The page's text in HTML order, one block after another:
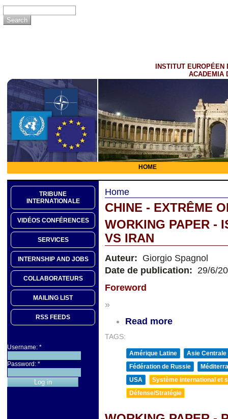
INSTITUT EUROPÉEN
ACADEMIA
HOME
TRIBUNE
INTERNATIONALE
VIDÉOS CONFÉRENCES
SERVICES
INTERNSHIP AND JOBS
COLLABORATEURS
MAILING LIST
RSS FEEDS
Username: *
Password: *
Home
CHINE - EXTRÊME
WORKING PAPER -
VS IRAN
Auteur: Giorgio Spagnol
Date de publication: 29/6/
Foreword
»
Read more
TAGS:
Amérique Latine
Asie Centrale
Fédération de Russie
USA
Système international et
Défense/Stratégie